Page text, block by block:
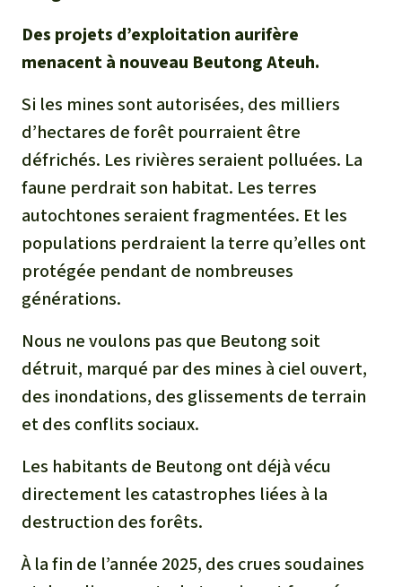
Des projets d’exploitation aurifère
menacent à nouveau Beutong Ateuh.
Si les mines sont autorisées, des milliers
d’hectares de forêt pourraient être
défrichés. Les rivières seraient polluées. La
faune perdrait son habitat. Les terres
autochtones seraient fragmentées. Et les
populations perdraient la terre qu’elles ont
protégée pendant de nombreuses
générations.
Nous ne voulons pas que Beutong soit
détruit, marqué par des mines à ciel ouvert,
des inondations, des glissements de terrain
et des conflits sociaux.
Les habitants de Beutong ont déjà vécu
directement les catastrophes liées à la
destruction des forêts.
À la fin de l’année 2025, des crues soudaines